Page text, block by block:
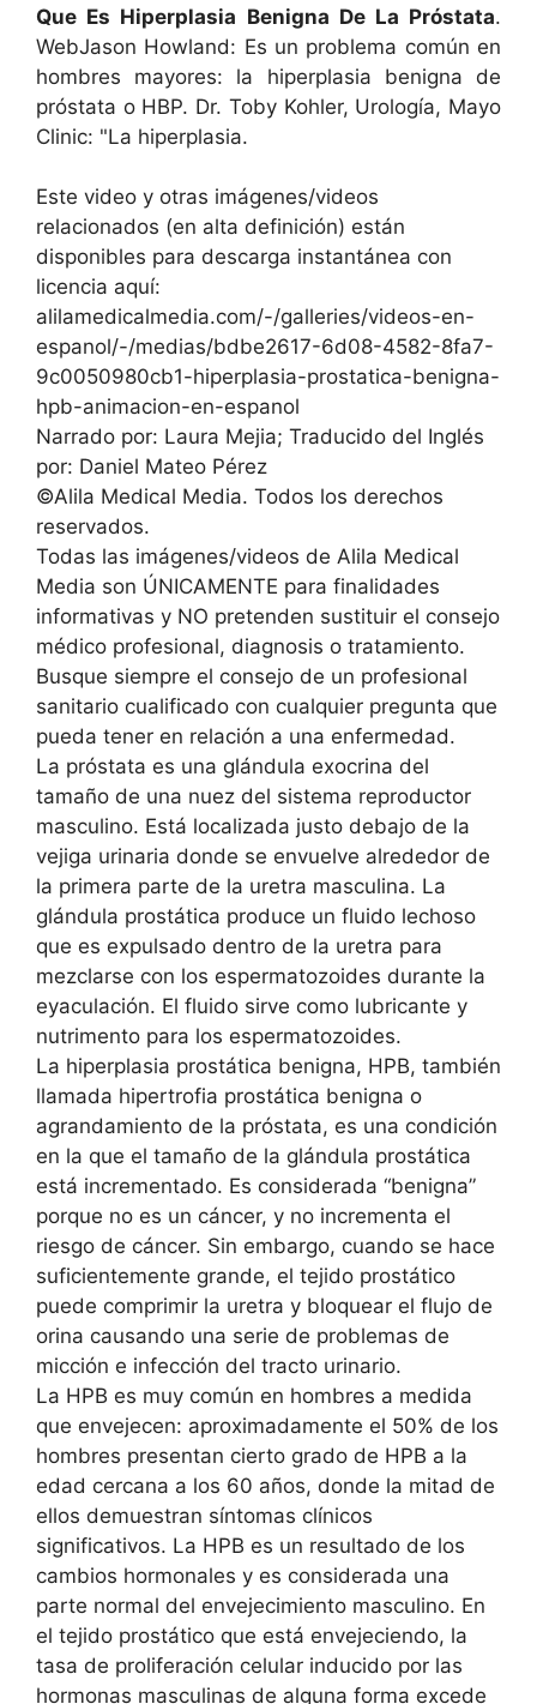
Que Es Hiperplasia Benigna De La Próstata.
WebJason Howland: Es un problema común en
hombres mayores: la hiperplasia benigna de
próstata o HBP. Dr. Toby Kohler, Urología, Mayo
Clinic: "La hiperplasia.
Este video y otras imágenes/videos
relacionados (en alta definición) están
disponibles para descarga instantánea con
licencia aquí:
alilamedicalmedia.com/-/galleries/videos-en-
espanol/-/medias/bdbe2617-6d08-4582-8fa7-
9c0050980cb1-hiperplasia-prostatica-benigna-
hpb-animacion-en-espanol
Narrado por: Laura Mejia; Traducido del Inglés
por: Daniel Mateo Pérez
©Alila Medical Media. Todos los derechos
reservados.
Todas las imágenes/videos de Alila Medical
Media son ÚNICAMENTE para finalidades
informativas y NO pretenden sustituir el consejo
médico profesional, diagnosis o tratamiento.
Busque siempre el consejo de un profesional
sanitario cualificado con cualquier pregunta que
pueda tener en relación a una enfermedad.
La próstata es una glándula exocrina del
tamaño de una nuez del sistema reproductor
masculino. Está localizada justo debajo de la
vejiga urinaria donde se envuelve alrededor de
la primera parte de la uretra masculina. La
glándula prostática produce un fluido lechoso
que es expulsado dentro de la uretra para
mezclarse con los espermatozoides durante la
eyaculación. El fluido sirve como lubricante y
nutrimento para los espermatozoides.
La hiperplasia prostática benigna, HPB, también
llamada hipertrofia prostática benigna o
agrandamiento de la próstata, es una condición
en la que el tamaño de la glándula prostática
está incrementado. Es considerada “benigna”
porque no es un cáncer, y no incrementa el
riesgo de cáncer. Sin embargo, cuando se hace
suficientemente grande, el tejido prostático
puede comprimir la uretra y bloquear el flujo de
orina causando una serie de problemas de
micción e infección del tracto urinario.
La HPB es muy común en hombres a medida
que envejecen: aproximadamente el 50% de los
hombres presentan cierto grado de HPB a la
edad cercana a los 60 años, donde la mitad de
ellos demuestran síntomas clínicos
significativos. La HPB es un resultado de los
cambios hormonales y es considerada una
parte normal del envejecimiento masculino. En
el tejido prostático que está envejeciendo, la
tasa de proliferación celular inducido por las
hormonas masculinas de alguna forma excede